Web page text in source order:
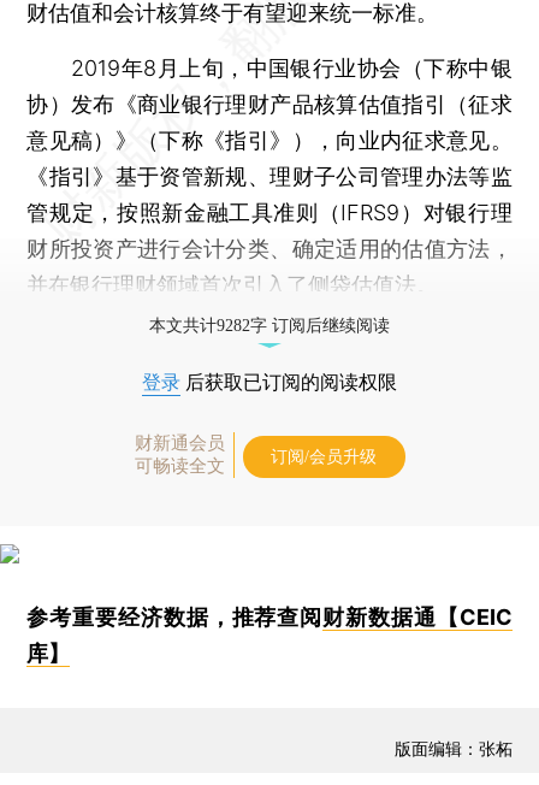
财估值和会计核算终于有望迎来统一标准。
2019年8月上旬，中国银行业协会（下称中银
协）发布《商业银行理财产品核算估值指引（征求
意见稿）》（下称《指引》），向业内征求意见。
《指引》基于资管新规、理财子公司管理办法等监
管规定，按照新金融工具准则（IFRS9）对银行理
财所投资产进行会计分类、确定适用的估值方法，
并在银行理财领域首次引入了侧袋估值法。
本文共计9282字 订阅后继续阅读
登录 后获取已订阅的阅读权限
财新通会员
可畅读全文
订阅/会员升级
参考重要经济数据，推荐查阅 财新数据通【CEIC
库】
版面编辑：张柘